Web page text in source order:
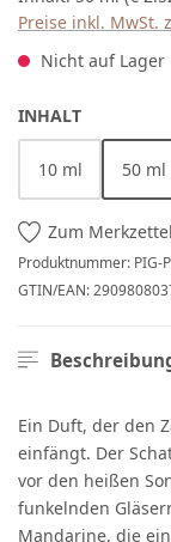
Preise inkl. MwSt.
Nicht auf Lager
INHALT
10 ml 50 ml
Zum
Produktnummer: PIG-
GTIN/EAN:
Ein Duft, der den
einfängt. Der
vor den heißen
funkelnden
Mandarine, die